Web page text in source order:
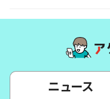
ニュース